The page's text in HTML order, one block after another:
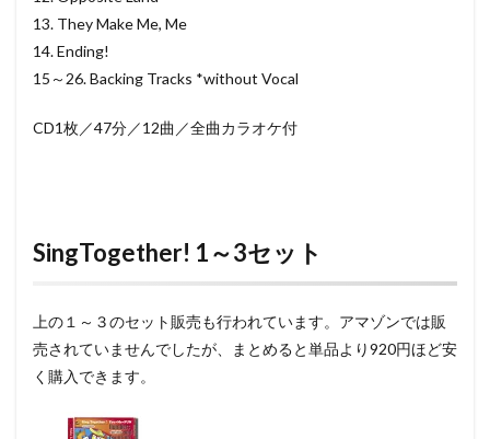
13. They Make Me, Me
14. Ending!
15～26. Backing Tracks *without Vocal
CD1枚／47分／12曲／全曲カラオケ付
SingTogether! 1～3セット
上の１～３のセット販売も行われています。アマゾンでは販
売されていませんでしたが、まとめると単品より920円ほど安
く購入できます。